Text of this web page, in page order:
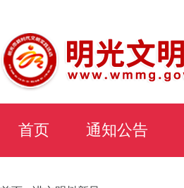
首页 通知公告